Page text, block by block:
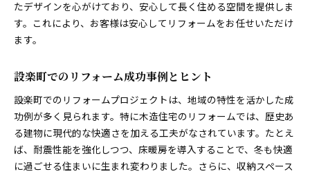
たデザインを心がけており、安心して長く住める空間を提供しま
す。これにより、お客様は安心してリフォームをお任せいただけ
ます。
設楽町でのリフォーム成功事例とヒント
設楽町でのリフォームプロジェクトは、地域の特性を活かした成
功例が多く見られます。特に木造住宅のリフォームでは、歴史あ
る建物に現代的な快適さを加える工夫がなされています。たとえ
ば、耐震性能を強化しつつ、床暖房を導入することで、冬も快適
に過ごせる住まいに生まれ変わりました。さらに、収納スペース